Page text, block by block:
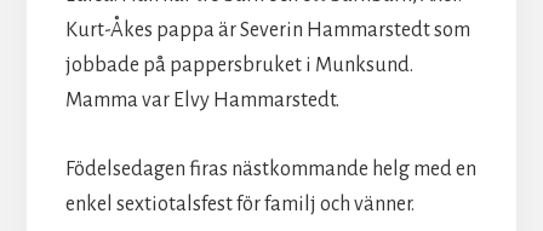
Kurt-Åkes pappa är Severin Hammarstedt som
jobbade på pappersbruket i Munksund.
Mamma var Elvy Hammarstedt.
Födelsedagen firas nästkommande helg med en
enkel sextiotalsfest för familj och vänner.